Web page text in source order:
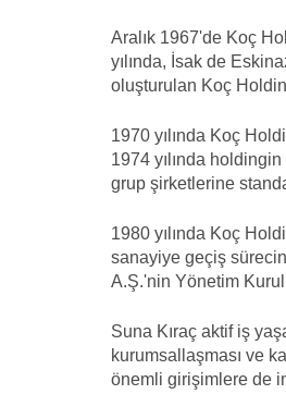
Aralık 1967'de Koç
yılında, İsak de
oluşturulan Koç
1970 yılında Koç
1974 yılında
grup şirketlerine
1980 yılında Koç
sanayiye geçiş
A.Ş.'nin Yönetim
Suna Kıraç aktif iş
kurumsallaşması ve
önemli girişimlere de